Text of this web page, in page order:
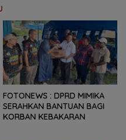
FOTONEWS : DPRD MIMIKA
SERAHKAN BANTUAN BAGI
KORBAN KEBAKARAN